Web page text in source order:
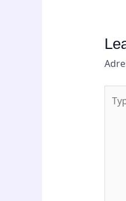
here..